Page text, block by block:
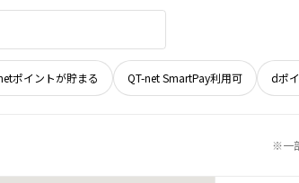
ポイントが貯まる QT-net SmartPay利用可 dポ
※一